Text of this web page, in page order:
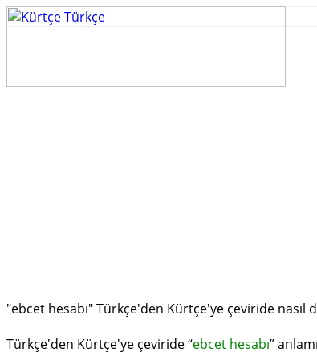
"ebcet hesabı" Türkçe'den Kürtçe'ye çeviride nasıl
Türkçe'den Kürtçe'ye çeviride “ebcet hesabı”